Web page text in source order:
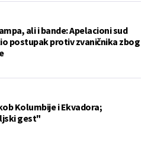
ali i bande: Apelacioni sud
postupak protiv zvaničnika zbog
Kolumbije i Ekvadora;
gest"